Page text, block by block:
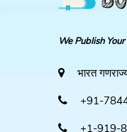
We Publish
भारत
+91-
+1-919-